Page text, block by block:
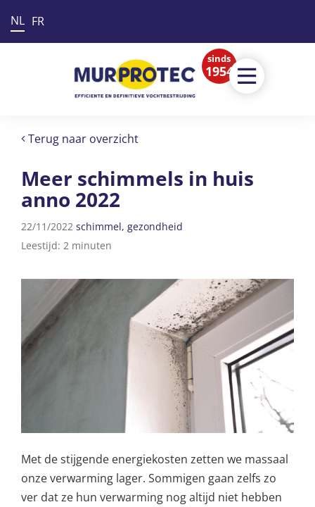
NL FR
sinds
1954
Terug naar overzicht
Meer schimmels in huis
anno 2022
22/11/2022 schimmel gezondheid
Leestijd: 2 minuten
Met de stijgende energiekosten zetten we massaal
onze verwarming lager. Sommigen gaan zelfs zo
ver dat ze hun verwarming nog altijd niet hebben